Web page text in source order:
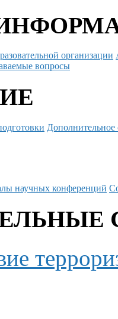
организации
вопросы
Дополнительное
научных конференций